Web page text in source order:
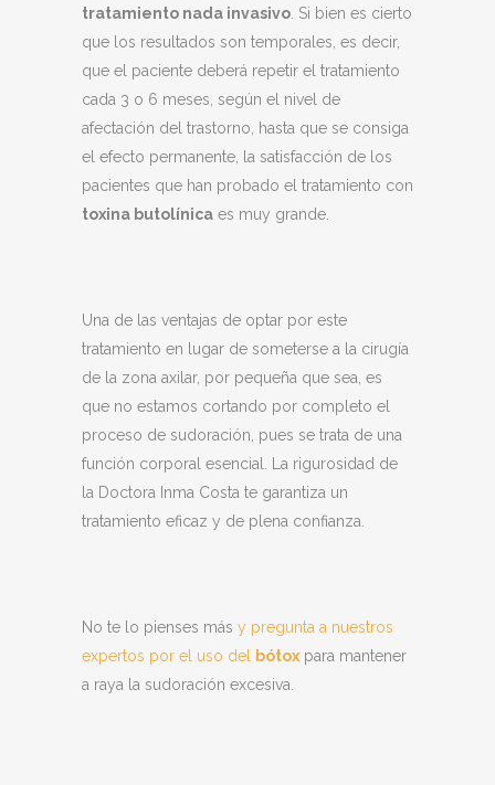
tratamiento nada invasivo . Si bien es cierto
que los resultados son temporales, es decir,
que el paciente deberá repetir el tratamiento
cada 3 o 6 meses, según el nivel de
afectación del trastorno, hasta que se consiga
el efecto permanente, la satisfacción de los
pacientes que han probado el tratamiento con
toxina butolínica es muy grande.
Una de las ventajas de optar por este
tratamiento en lugar de someterse a la cirugía
de la zona axilar, por pequeña que sea, es
que no estamos cortando por completo el
proceso de sudoración, pues se trata de una
función corporal esencial. La rigurosidad de
la Doctora Inma Costa te garantiza un
tratamiento eficaz y de plena confianza.
No te lo pienses más y pregunta a nuestros
expertos por el uso del
bótox para mantener
a raya la sudoración excesiva.